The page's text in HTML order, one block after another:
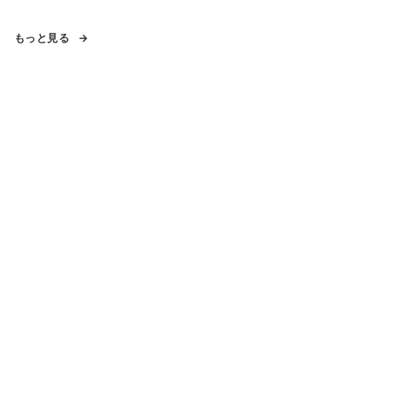
もっと見る